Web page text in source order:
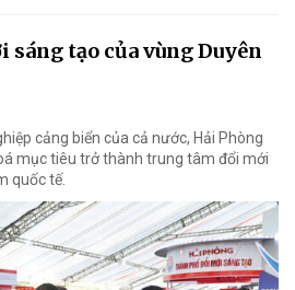
sáng tạo của vùng Duyên
cảng biển của cả nước, Hải Phòng
mục tiêu trở thành trung tâm đổi mới
quốc tế.